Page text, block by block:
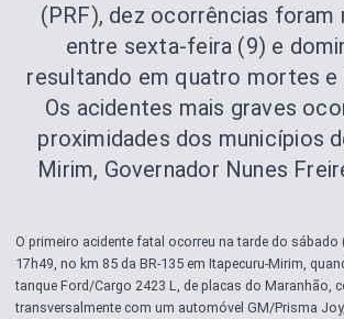
(PRF), dez ocorrências foram
entre sexta-feira (9) e
resultando em quatro mortes
Os acidentes mais graves
proximidades dos municípios
Mirim, Governador Nunes
O primeiro acidente fatal ocorreu na tarde do sábado
17h49, no km 85 da BR-135 em Itapecuru-Mirim,
tanque Ford/Cargo 2423 L, de placas do Maranhão,
transversalmente com um automóvel GM/Prisma